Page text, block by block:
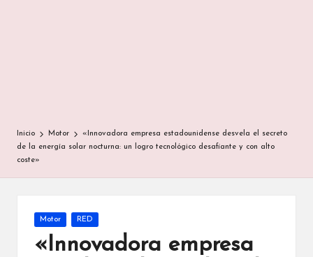
Inicio Motor
«Innovadora empresa estadounidense desvela el secreto
de la energía solar nocturna: un logro tecnológico desafiante y con alto
coste»
Publicada
Motor RED
«Innovadora empresa